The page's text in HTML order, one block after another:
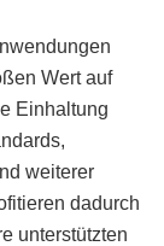
Wert auf
Einhaltung
weiterer
dadurch
unterstützten